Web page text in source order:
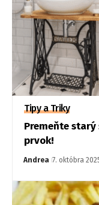
Tipy a Triky
Premeňte
prvok!
Andrea 7. októbra